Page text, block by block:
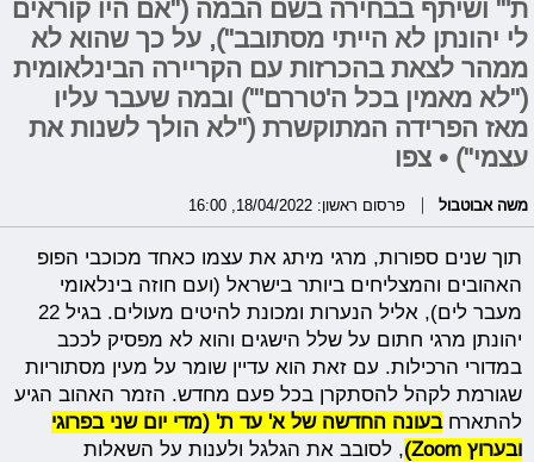
ת'" ושיתף בבחירה בשם הבמה ("אם היו קוראים
לי יהונתן לא הייתי מסתובב"), על כך שהוא לא
ממהר לצאת בהכרזות עם הקריירה הבינלאומית
("לא מאמין בכל ה'טררם'") ובמה שעבר עליו
מאז הפרידה המתוקשרת ("לא הולך לשנות את
עצמי") • צפו
משה אבוטבול פרסום ראשון: 18/04/2022, 16:00
תוך שנים ספורות, מרגי מיתג את עצמו כאחד מכוכבי הפופ
האהובים והמצליחים ביותר בישראל (ועם חוזה בינלאומי
מעבר לים), אליל הנערות ומכונת להיטים מעולים. בגיל 22
יהונתן מרגי חתום על שלל הישגים והוא לא מפסיק לככב
במדורי הרכילות. עם זאת הוא עדיין שומר על מעין מסתוריות
שגורמת לקהל להסתקרן בכל פעם מחדש. הזמר האהוב הגיע
להתארחבעונה החדשה של א' עד ת' (מדי יום שני בפרוגי
ובערוץ Zoom)
, לסובב את הגלגל ולענות על השאלות